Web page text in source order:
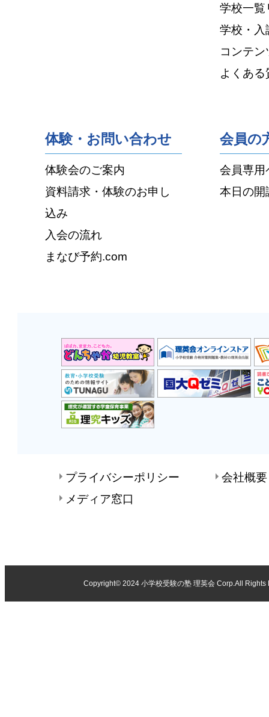
学校一覧
学校・入
コンテン
よくある
体験・お問い合わせ
体験会のご案内
資料請求・体験のお申し
込み
入会の流れ
まなび予約.com
会員の
会員専用
本日の開
プライバシーポリシー
会社概要
メディア窓口
Copyright© 2024 小学校受験の塾 理英会Corp.All Rights